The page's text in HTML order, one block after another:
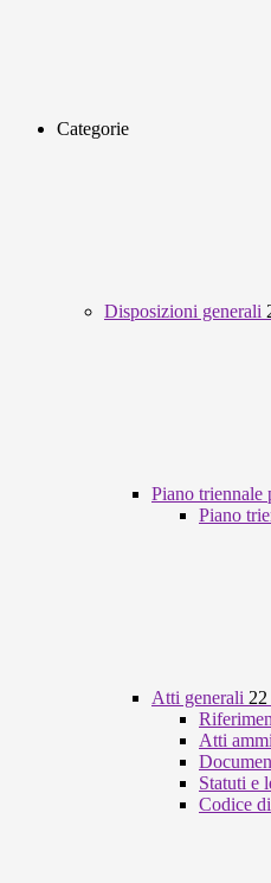
Categorie
Disposizioni generali
Piano triennale
Piano
Atti generali 22
Atti
Statuti e
Codice